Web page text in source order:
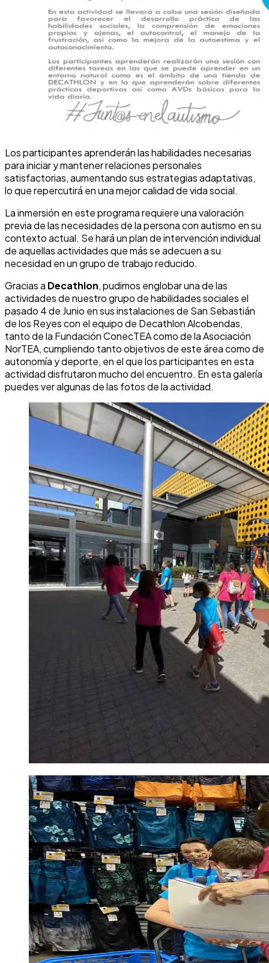
Los participantes aprenderán las habilidades necesarias
para iniciar y mantener relaciones personales
satisfactorias, aumentando sus estrategias adaptativas,
lo que repercutirá en una mejor calidad de vida social.
La inmersión en este programa requiere una valoración
previa de las necesidades de la persona con autismo en su
contexto actual. Se hará un plan de intervención individual
de aquellas actividades que más se adecuen a su
necesidad en un grupo de trabajo reducido.
Gracias a Decathlon, pudimos englobar una de las
actividades de nuestro grupo de habilidades sociales el
pasado 4 de Junio en sus instalaciones de San Sebastián
de los Reyes con el equipo de Decathlon Alcobendas,
tanto de la Fundación ConecTEA como de la Asociación
NorTEA, cumpliendo tanto objetivos de este área como de
autonomía y deporte, en el que los participantes en esta
actividad disfrutaron mucho del encuentro. En esta galería
puedes ver algunas de las fotos de la actividad.